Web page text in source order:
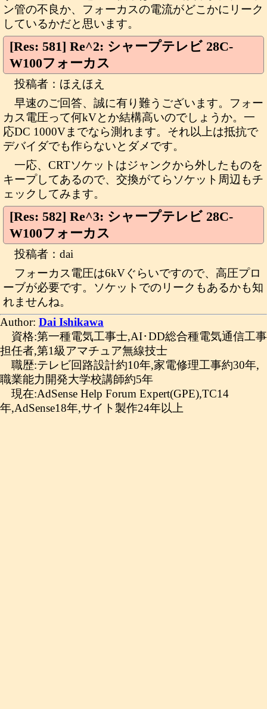
ン管の不良か、フォーカスの電流がどこかにリーク
しているかだと思います。
[Res: 581] Re^2: シャープテレビ 28C-
W100フォーカス
投稿者：ほえほえ
早速のご回答、誠に有り難うございます。フォー
カス電圧って何kVとか結構高いのでしょうか。一
応DC 1000Vまでなら測れます。それ以上は抵抗で
デバイダでも作らないとダメです。
一応、CRTソケットはジャンクから外したものを
キープしてあるので、交換がてらソケット周辺もチ
ェックしてみます。
[Res: 582] Re^3: シャープテレビ 28C-
W100フォーカス
投稿者：dai
フォーカス電圧は6kVぐらいですので、高圧プロ
ーブが必要です。ソケットでのリークもあるかも知
れませんね。
Author: Dai Ishikawa
資格:第一種電気工事士,AI･DD総合種電気通信工事
担任者,第1級アマチュア無線技士
職歴:テレビ回路設計約10年,家電修理工事約30年,
職業能力開発大学校講師約5年
現在:AdSense Help Forum Expert(GPE),TC14
年,AdSense18年,サイト製作24年以上